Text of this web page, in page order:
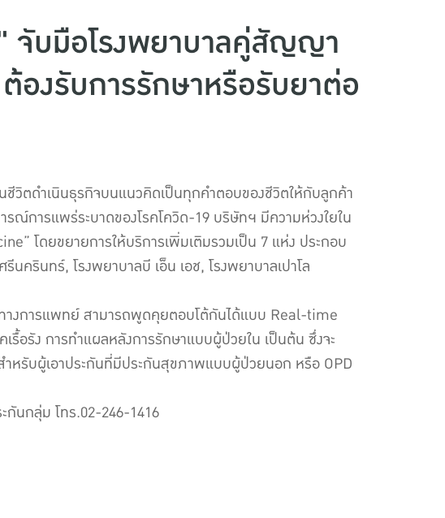
จับมือโรงพยาบาลคู่สัญญา
องรับการรักษาหรือรับยาต่อ
วิตดำเนินธุรกิจบนแนวคิดเป็นทุกคำตอบของชีวิตให้กับลูกค้า
การแพร่ระบาดของโรคโควิด-19 บริษัทฯ มีความห่วงใยใน
โดยขยายการให้บริการเพิ่มเติมรวมเป็น 7 แห่ง ประกอบ
ครินทร์, โรงพยาบาลบี เอ็น เอช, โรงพยาบาลเปาโล
างการแพทย์ สามารถพูดคุยตอบโต้กันได้แบบ Real-time
รื้อรัง การทำแผลหลังการรักษาแบบผู้ป่วยใน เป็นต้น ซึ่งจะ
ำหรับผู้เอาประกันที่มีประกันสุขภาพแบบผู้ป่วยนอก หรือ OPD
กันกลุ่ม โทร.02-246-1416